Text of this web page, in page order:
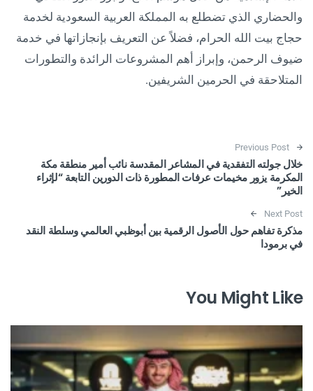
والحضاري الذي تضطلع به المملكة العربية السعودية لخدمة
حجاج بيت الله الحرام، فضلاً عن التعريف بإنجازاتها في خدمة
ضيوف الرحمن، وإبراز أهم المشروعات الرائدة والتطورات
المتلاحقة في الحرمين الشريفين.
Post navigation
Previous Post
خلال جولته التفقدية في المشاعر المقدسة نائب أمير منطقة مكة
المكرمة يزور مخيمات عرفات المطورة ذات الدورين التابعة “لإثراء
الخير”
Next Post
مذكرة تفاهم حول الأصول الرقمية بين أبوظبي العالمي وسلطة النقد
في برمودا
You Might Like